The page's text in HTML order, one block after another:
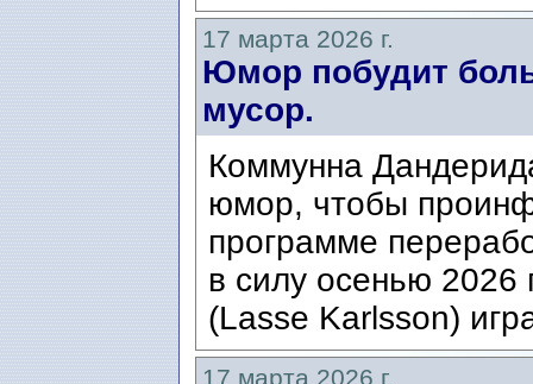
17 марта 2026 г.
Юмор побудит
мусор.
Коммунна
юмор, чтобы
программе
в силу осенью 2026
(Lasse Karlsson)
17 марта 2026 г.